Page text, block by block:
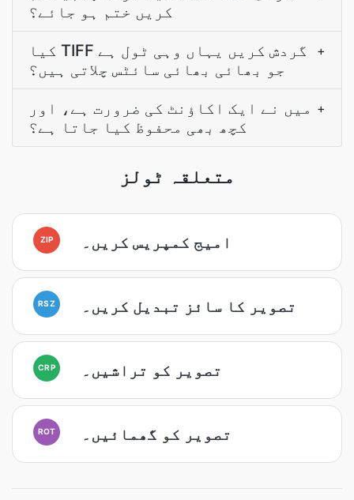
کریں ختم ہو جائے؟
کیا TIFF گردش کریں یہاں وہی ٹول ہے
جو بھائی بھائی سائٹس چلاتی ہیں؟
+
میں نے ایک اکاؤنٹ کی ضرورت ہے، اور
کچھ بھی محفوظ کیا جاتا ہے؟
+
متعلقہ ٹولز
ZIP امیج کمپریس کریں۔
RSZ تصویر کا سائز تبدیل کریں۔
CRP تصویر کو تراشیں۔
ROT تصویر کو گھمائیں۔